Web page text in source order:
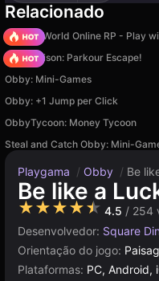
Relacionado
Barry Prison: Parkour Escape!
Obby: Mini-Games
Obby: +1 Jump per Click
ObbyTycoon: Money Tycoon
Steal and Catch Obby: Mini-
Playgama / Obby / Be
Be like a
★★★★★ 4.5 / 254
Desenvolvedor: Square
Orientação do jogo:
Plataformas: PC, Android,